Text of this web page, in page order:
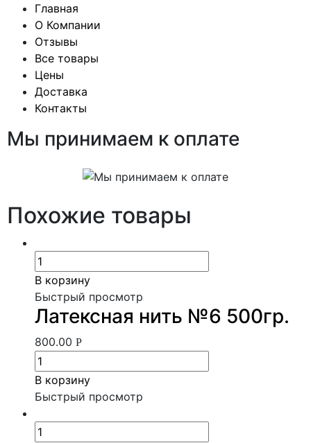
Главная
О Компании
Отзывы
Все товары
Цены
Доставка
Контакты
Мы принимаем к оплате
Похожие товары
В корзину
Быстрый просмотр
Латексная нить №6 500гр.
800.00 Р
В корзину
Быстрый просмотр